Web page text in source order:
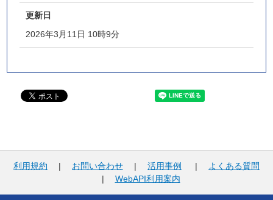
更新日
2026年3月11日 10時9分
利用規約 | お問い合わせ | 活用事例 |
よくある質問
| WebAPI利用案内